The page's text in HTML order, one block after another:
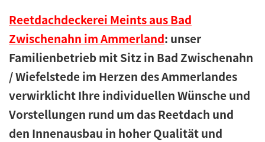
Blecharbeiten
Kontakt
Navigation schließen
Reetdachdeckerei Meints aus Bad
Zwischenahn im Ammerland: unser
Familienbetrieb mit Sitz in Bad Zwischenahn
/ Wiefelstede im Herzen des Ammerlandes
verwirklicht Ihre individuellen Wünsche und
Vorstellungen rund um das Reetdach und
den Innenausbau in hoher Qualität und